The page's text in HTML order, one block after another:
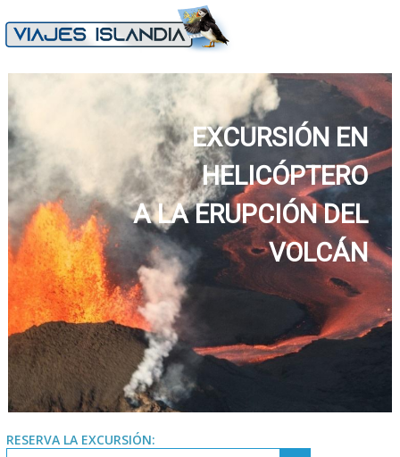
EXCURSIÓN EN
HELICÓPTERO
A LA ERUPCIÓN DEL
VOLCÁN
RESERVA LA EXCURSIÓN: